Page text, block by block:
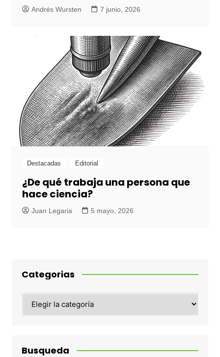
Andrés Wursten 7 junio, 2026
Destacadas Editorial
¿De qué trabaja una persona que
hace ciencia?
Juan Legaria 5 mayo, 2026
Categorias
Busqueda